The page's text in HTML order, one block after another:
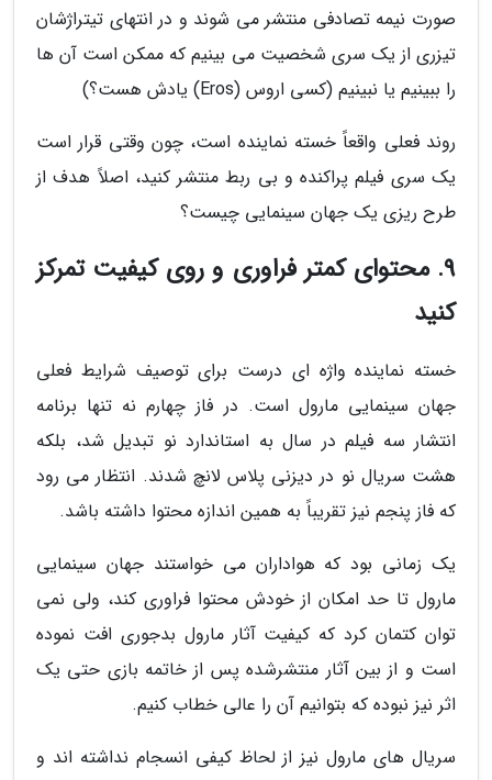
صورت نیمه تصادفی منتشر می شوند و در انتهای تیتراژشان
تیزری از یک سری شخصیت می بینیم که ممکن است آن ها
را ببینیم یا نبینیم (کسی اروس (Eros) یادش هست؟)
روند فعلی واقعاً خسته نماینده است، چون وقتی قرار است
یک سری فیلم پراکنده و بی ربط منتشر کنید، اصلاً هدف از
طرح ریزی یک جهان سینمایی چیست؟
9. محتوای کمتر فراوری و روی کیفیت تمرکز
کنید
خسته نماینده واژه ای درست برای توصیف شرایط فعلی
جهان سینمایی مارول است. در فاز چهارم نه تنها برنامه
انتشار سه فیلم در سال به استاندارد نو تبدیل شد، بلکه
هشت سریال نو در دیزنی پلاس لانچ شدند. انتظار می رود
که فاز پنجم نیز تقریباً به همین اندازه محتوا داشته باشد.
یک زمانی بود که هواداران می خواستند جهان سینمایی
مارول تا حد امکان از خودش محتوا فراوری کند، ولی نمی
توان کتمان کرد که کیفیت آثار مارول بدجوری افت نموده
است و از بین آثار منتشرشده پس از خاتمه بازی حتی یک
اثر نیز نبوده که بتوانیم آن را عالی خطاب کنیم.
سریال های مارول نیز از لحاظ کیفی انسجام نداشته اند و